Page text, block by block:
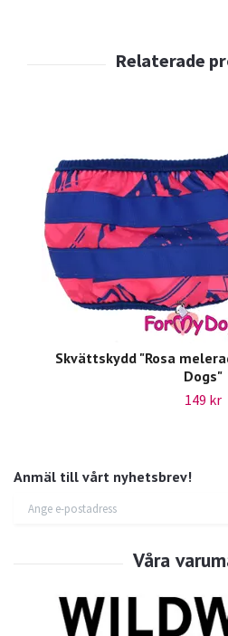
Anmäl till vårt nyhetsbrev!
Skvättskydd "Rosa
Dogs"
149 kr